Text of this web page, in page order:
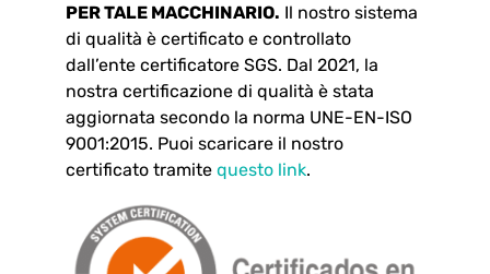
PER TALE MACCHINARIO. Il nostro sistema
di qualità è certificato e controllato
dall’ente certificatore SGS. Dal 2021, la
nostra certificazione di qualità è stata
aggiornata secondo la norma UNE-EN-ISO
9001:2015. Puoi scaricare il nostro
certificato tramite questo link.